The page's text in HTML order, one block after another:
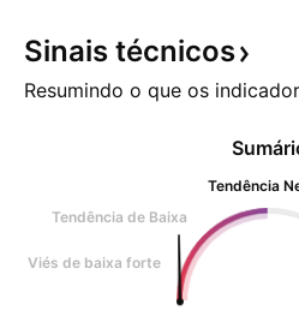
saques e corretora
Sinais técnicos
Resumindo o que os
Tendência
Tendência de Baixa
Viés de baixa forte